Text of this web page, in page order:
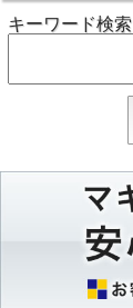
キーワード検索